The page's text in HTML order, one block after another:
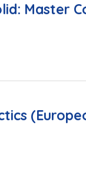
Master